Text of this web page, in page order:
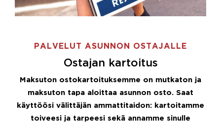
PALVELUT ASUNNON OSTAJALLE
Ostajan kartoitus
Maksuton ostokartoituksemme on mutkaton ja
maksuton tapa aloittaa asunnon osto. Saat
käyttöösi välittäjän ammattitaidon: kartoitamme
toiveesi ja tarpeesi sekä annamme sinulle